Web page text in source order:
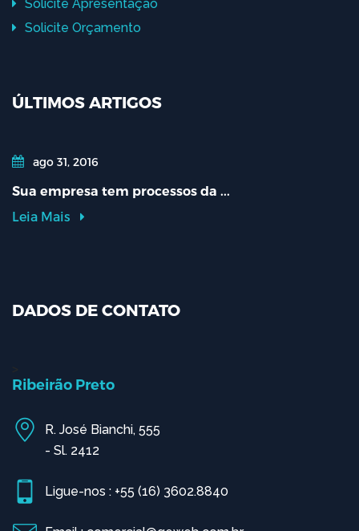
Solicite Apresentação
Solicite Orçamento
ÚLTIMOS ARTIGOS
ago 31, 2016
Sua empresa tem processos da ...
Leia Mais
DADOS DE CONTATO
Ribeirão Preto
R. José Bianchi, 555
- Sl. 2412
Ligue-nos : +55 (16) 3602.8840